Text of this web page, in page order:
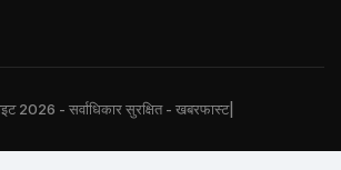
2026 - सर्वाधिकार सुरक्षित - खबरफास्ट|